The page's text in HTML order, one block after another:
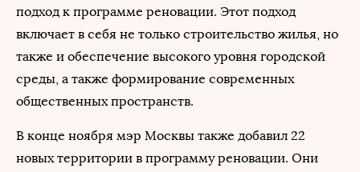
подход к программе реновации. Этот подход
включает в себя не только строительство жилья, но
также и обеспечение высокого уровня городской
среды, а также формирование современных
общественных пространств.
В конце ноября мэр Москвы также добавил 22
новых территории в программу реновации. Они